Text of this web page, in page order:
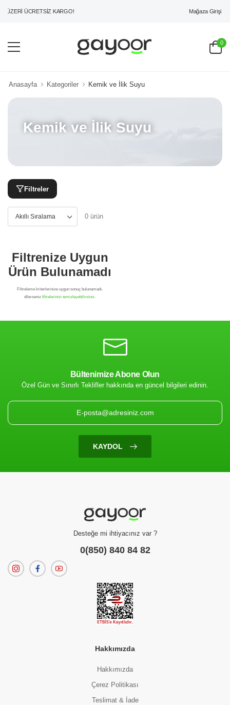
ÜCRETSİZ KARGO! Mağaza Girişi
0
Anasayfa Kategoriler Kemik ve İlik Suyu
Kemik ve İlik Suyu
Filtreler
0 ürün
Filtrenize Uygun
Ürün Bulunamadı
Bültenimize Abone Olun
Özel Gün ve Sınırlı Teklifler hakkında en güncel bilgileri edinin.
KAYDOL
Desteğe mi ihtiyacınız var ?
0(850) 840 84 82
Hakkımızda
Hakkımızda
Çerez Politikası
Teslimat & İade